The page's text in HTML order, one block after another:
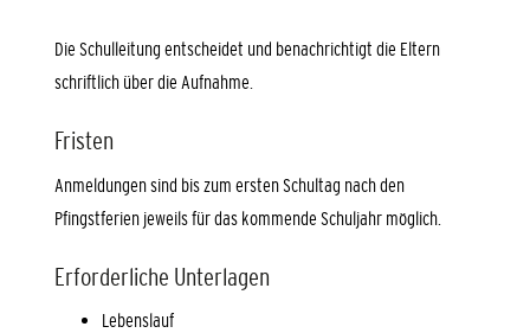
Die Schulleitung entscheidet und benachrichtigt die Eltern
schriftlich über die Aufnahme.
Fristen
Anmeldungen sind bis zum ersten Schultag nach den
Pfingstferien jeweils für das kommende Schuljahr möglich.
Erforderliche Unterlagen
Lebenslauf